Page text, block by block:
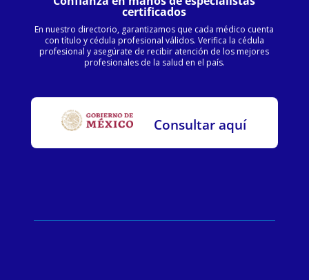
certificados
En nuestro directorio, garantizamos que cada médico cuenta
con título y cédula profesional válidos. Verifica la cédula
profesional y asegúrate de recibir atención de los mejores
profesionales de la salud en el país.
Consultar aquí